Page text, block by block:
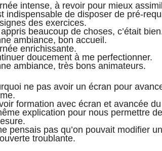
intense, à revoir pour mieux
indispensable de disposer de pré-
des exercices.
appris beaucoup de choses, c’était
ambiance, bon accueil.
enrichissante.
doucement à me perfectionner.
ambiance, très bons animateurs.
ne pas avoir un écran pour
formation avec écran et avancée
explication pour nous permettre
pensais pas qu’on pouvait modifier
troublante.